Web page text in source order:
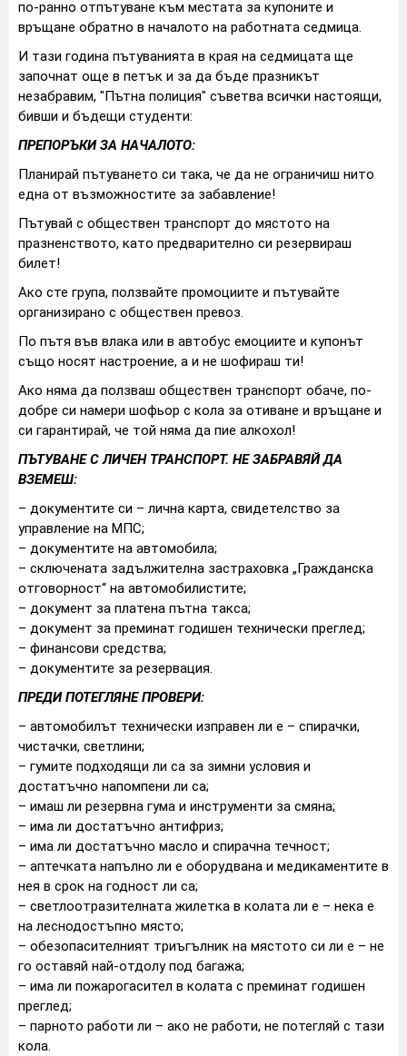
по-ранно отпътуване към местата за купоните и
връщане обратно в началото на работната седмица.
И тази година пътуванията в края на седмицата ще
започнат още в петък и за да бъде празникът
незабравим, "Пътна полиция" съветва всички настоящи,
бивши и бъдещи студенти:
ПРЕПОРЪКИ ЗА НАЧАЛОТО:
Планирай пътуването си така, че да не ограничиш нито
една от възможностите за забавление!
Пътувай с обществен транспорт до мястото на
празненството, като предварително си резервираш
билет!
Ако сте група, ползвайте промоциите и пътувайте
организирано с обществен превоз.
По пътя във влака или в автобус емоциите и купонът
също носят настроение, а и не шофираш ти!
Ако няма да ползваш обществен транспорт обаче, по-
добре си намери шофьор с кола за отиване и връщане и
си гарантирай, че той няма да пие алкохол!
ПЪТУВАНЕ С ЛИЧЕН ТРАНСПОРТ. НЕ ЗАБРАВЯЙ ДА
ВЗЕМЕШ:
– документите си – лична карта, свидетелство за
управление на МПС;
– документите на автомобила;
– сключената задължителна застраховка „Гражданска
отговорност“ на автомобилистите;
– документ за платена пътна такса;
– документ за преминат годишен технически преглед;
– финансови средства;
– документите за резервация.
ПРЕДИ ПОТЕГЛЯНЕ ПРОВЕРИ:
– автомобилът технически изправен ли е – спирачки,
чистачки, светлини;
– гумите подходящи ли са за зимни условия и
достатъчно напомпени ли са;
– имаш ли резервна гума и инструменти за смяна;
– има ли достатъчно антифриз;
– има ли достатъчно масло и спирачна течност;
– аптечката напълно ли е оборудвана и медикаментите в
нея в срок на годност ли са;
– светлоотразителната жилетка в колата ли е – нека е
на леснодостъпно място;
– обезопасителният триъгълник на мястото си ли е – не
го оставяй най-отдолу под багажа;
– има ли пожарогасител в колата с преминат годишен
преглед;
– парното работи ли – ако не работи, не потегляй с тази
кола.